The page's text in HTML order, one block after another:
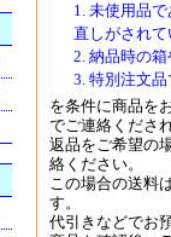
未使用品
直しがされ
納品時の
特別注文
を条件に商品を
でご連絡くださ
返品をご希望の
絡ください。
この場合の送料
す。
代引きなどでお